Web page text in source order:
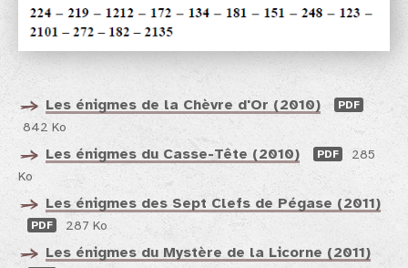
Les énigmes de la Chèvre d'Or (2010) PDF
842 Ko
Les énigmes du Casse-Tête (2010) PDF
285
Ko
Les énigmes des Sept Clefs de Pégase (2011)
PDF 287 Ko
Les énigmes du Mystère de la Licorne (2011)